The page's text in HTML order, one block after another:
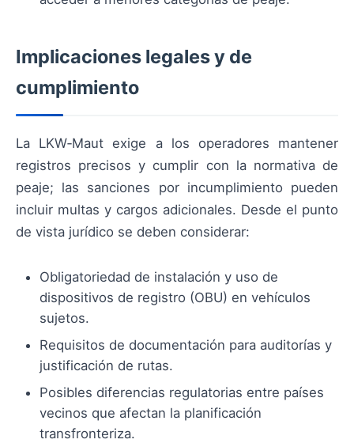
Implicaciones legales y de
cumplimiento
La LKW‑Maut exige a los operadores mantener
registros precisos y cumplir con la normativa de
peaje; las sanciones por incumplimiento pueden
incluir multas y cargos adicionales. Desde el punto
de vista jurídico se deben considerar:
Obligatoriedad de instalación y uso de
dispositivos de registro (OBU) en vehículos
sujetos.
Requisitos de documentación para auditorías y
justificación de rutas.
Posibles diferencias regulatorias entre países
vecinos que afectan la planificación
transfronteriza.